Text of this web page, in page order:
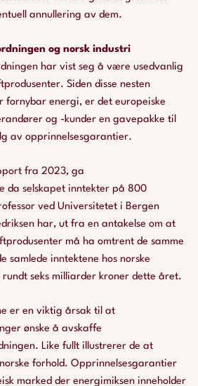
annullering av dem.
og norsk industri
har vist seg å være usedvanlig
Siden disse nesten
fornybar energi, er det europeiske
og -kunder en gavepakke til
av opprinnelsesgarantier.
fra 2023, ga
da selskapet inntekter på 800
ved Universitetet i Bergen
har, ut fra en antakelse om at
må ha omtrent de samme
samlede inntektene hos norske
seks milliarder kroner dette året.
er en viktig årsak til at
ønske å avskaffe
Like fullt illustrerer de at
forhold. Opprinnelsesgarantier
marked der energimiksen inneholder